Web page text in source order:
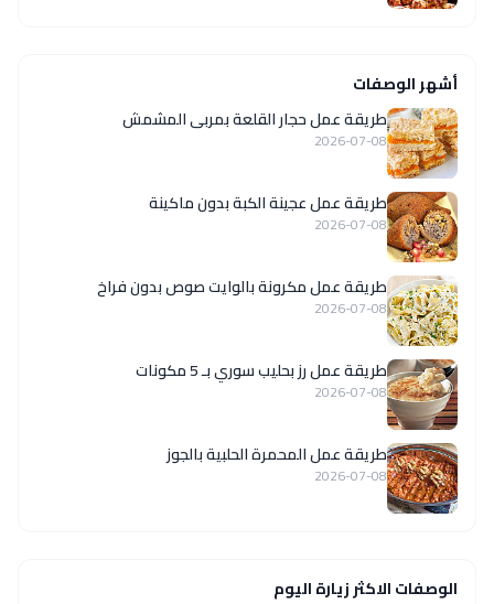
أشهر الوصفات
طريقة عمل حجار القلعة بمربى المشمش
2026-07-08
طريقة عمل عجينة الكبة بدون ماكينة
2026-07-08
طريقة عمل مكرونة بالوايت صوص بدون فراخ
2026-07-08
طريقة عمل رز بحليب سوري بـ 5 مكونات
2026-07-08
طريقة عمل المحمرة الحلبية بالجوز
2026-07-08
الوصفات الاكثر زيارة اليوم